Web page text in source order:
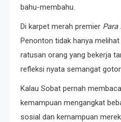
bahu-membahu.
Di karpet merah premier Para
Penonton tidak hanya
ratusan orang yang bekerja
refleksi nyata semangat
Kalau Sobat pernah
kemampuan mengangkat
sosial dan kemampuan